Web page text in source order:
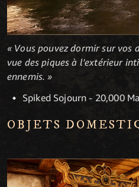
« Vous pouvez dormir sur vos
vue des piques à l'extérieur
ennemis. »
Spiked Sojourn - 20,000
OBJETS